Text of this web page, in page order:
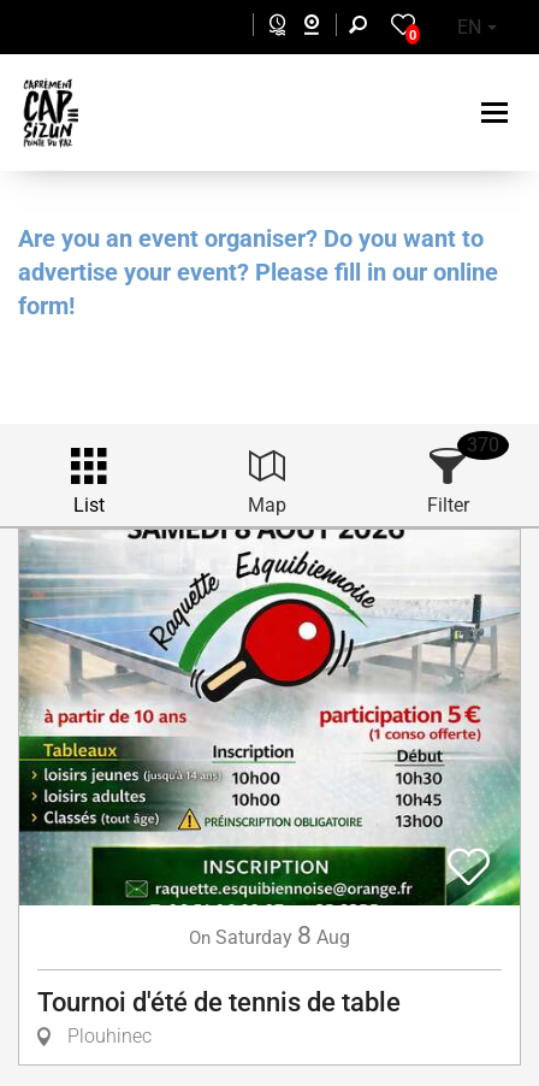
0 EN
Are you an event organiser? Do you want to
advertise your event? Please fill in our online
form!
List Map Filter
370
On Saturday 8 Aug
Tournoi d'été de tennis de table
Plouhinec